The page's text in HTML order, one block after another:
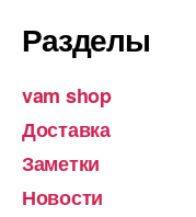
Разделы
vam shop
Доставка
Заметки
Новости